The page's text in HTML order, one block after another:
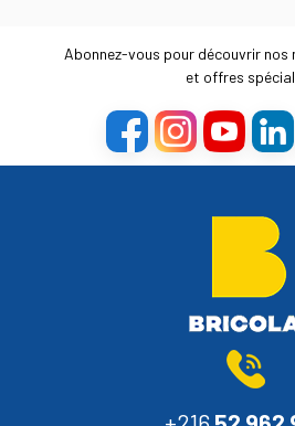
Abonnez-vous pour découvrir nos
et offres